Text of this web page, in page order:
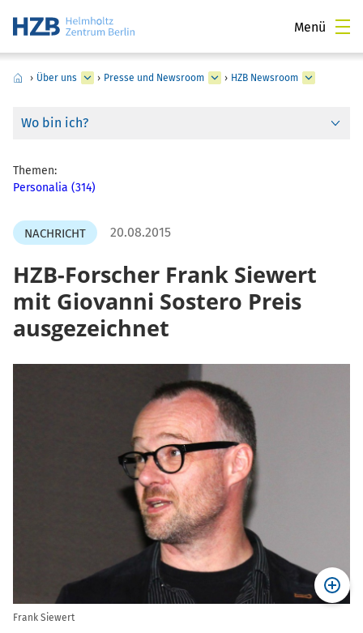
Menü
› Über uns › Presse und Newsroom › HZB Newsroom
Wo bin ich?
Themen:
Personalia (314)
NACHRICHT 20.08.2015
HZB-Forscher Frank Siewert
mit Giovanni Sostero Preis
ausgezeichnet
Frank Siewert